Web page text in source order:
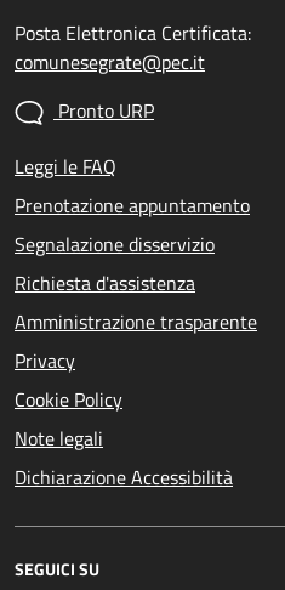
Posta Elettronica Certificata:
comunesegrate@pec.it
Pronto URP
Leggi le FAQ
Prenotazione appuntamento
Segnalazione disservizio
Richiesta d'assistenza
Amministrazione trasparente
Privacy
Cookie Policy
Note legali
Dichiarazione Accessibilità
SEGUICI SU